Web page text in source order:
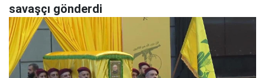
savaşçı gönderdi